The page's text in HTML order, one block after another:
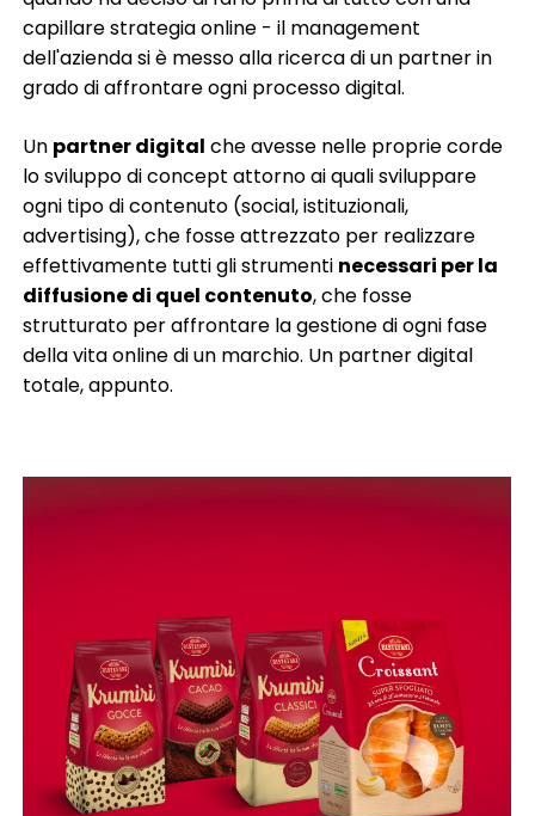
capillare strategia online - il management
dell'azienda si è messo alla ricerca di un partner in
grado di affrontare ogni processo digital.
Un partner digital che avesse nelle proprie corde
lo sviluppo di concept attorno ai quali sviluppare
ogni tipo di contenuto (social, istituzionali,
advertising), che fosse attrezzato per realizzare
effettivamente tutti gli strumenti necessari per la
diffusione di quel contenuto, che fosse
strutturato per affrontare la gestione di ogni fase
della vita online di un marchio. Un partner digital
totale, appunto.